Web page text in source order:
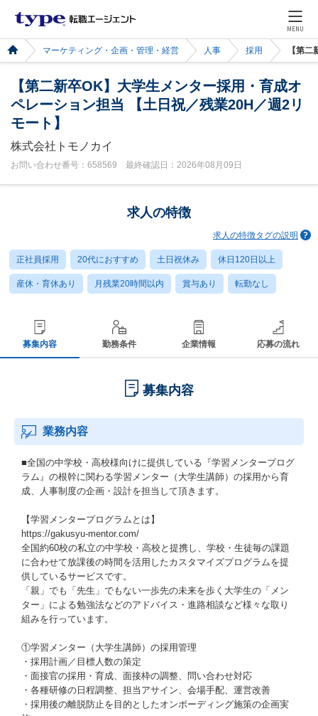
MENU
マーケティング・企画・管理・経営 人事 採用 【第
【第二新卒OK】大学生メンター採用・育成オ
ペレーション担当 【土日祝／残業20H／週2リ
モート】
株式会社トモノカイ
お問い合わせ番号：658569 最終確認日：2026年08月09日
求人の特徴
求人の特徴タグの説明
正社員採用 20代におすすめ 土日祝休み 休日120日以上
産休・育休あり 月残業20時間以内 賞与あり 転勤なし
募集内容 勤務条件 企業情報 応募の流れ
募集内容
業務内容
■全国の中学校・高校様向けに提供している『学習メンタープログ
ラム』の根幹に関わる学習メンター（大学生講師）の採用から育
成、人事制度の企画・設計を担当して頂きます。
【学習メンタープログラムとは】
https://gakusyu-mentor.com/
全国約60校の私立の中学校・高校と提携し、学校・生徒毎の課題
に合わせて放課後の時間を活用したカスタマイズプログラムを提
供しているサービスです。
「親」でも「先生」でもない一歩先の未来を歩く大学生の「メン
ター」による勉強法などのアドバイス・進路相談など様々な取り
組みを行っています。
①学習メンター（大学生講師）の採用管理
・採用計画／目標人数の策定
・面接官の採用・育成、面接枠の調整、問い合わせ対応
・各種研修の日程調整、担当アサイン、会場手配、運営改善
・採用後の離脱防止を目的としたオンボーディング施策の企画実